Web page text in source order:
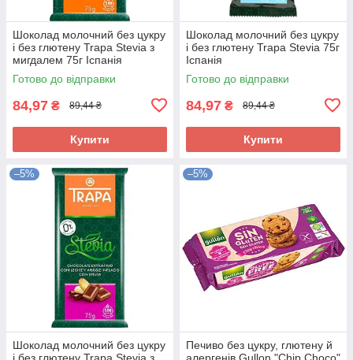
Шоколад молочний без цукру
і без глютену Trapa Stevia з
мигдалем 75г Іспанія
Готово до відправки
84,97 ₴ 89,44 ₴
Купити
Шоколад молочний без цукру
і без глютену Trapa Stevia 75г
Іспанія
Готово до відправки
84,97 ₴ 89,44 ₴
Купити
–5%
Шоколад молочний без цукру
–5%
Печиво без цукру, глютену й